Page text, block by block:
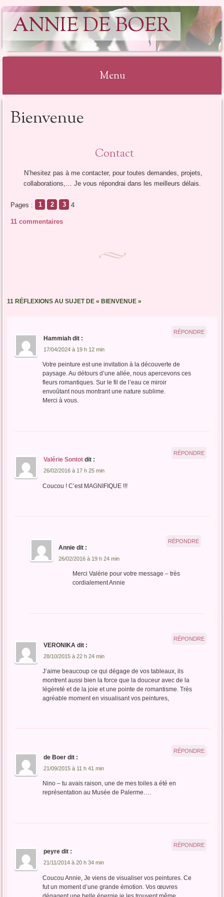
ANNIE DE BOER
Menu
au
Bienvenue
Contact
N’hesitez pas à me contacter, pour toutes demandes, projets,
collaborations,… Je vous répondrai dans les meilleurs délais.
Pages : 1 2 3 4
11 commentaires
11 RÉFLEXIONS AU SUJET DE « BIENVENUE»
Hammiah dit :
17/04/2024 à 19 h 12 min
Votre peinture est une invitation à la découverte de
paysage. Au détours d’une allée, nous apercevons ces
fleurs romantiques. Sur le fil de l’eau ce miroir
envoûtant nous montrant une nature sublime.
Merci à vous.
RÉPONDRE
Valérie Sontot dit :
26/02/2016 à 17 h 25 min
Coucou ! C’est MAGNIFIQUE !!!
RÉPONDRE
Annie dit :
26/02/2016 à 19 h 24 min
Merci Valérie pour votre message – très
cordialement Annie
RÉPONDRE
VERONIKA dit :
28/10/2015 à 22 h 24 min
J’aime beaucoup ce qui dégage de vos tableaux, ils
montrent aussi bien la force que la douceur avec de la
légèreté et de la joie et une pointe de romantisme. Très
agréable moment en visualisant vos peintures,
RÉPONDRE
de Boer dit :
21/09/2015 à 11 h 41 min
Nino – tu avais raison, une de mes toiles a été en
représentation au Musée de Palerme….
RÉPONDRE
peyre dit :
21/11/2014 à 20 h 34 min
Coucou Annie, Je viens de visualiser vos peintures. Ce
fut un moment d’une grande émotion. Vos œuvres
RÉPONDRE